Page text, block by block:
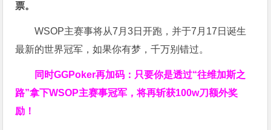
票。
WSOP主赛事将从7月3日开跑，并于7月17日诞生
最新的世界冠军，如果你有梦，千万别错过。
同时GGPoker再加码：只要你是透过“往维加斯之
路”拿下WSOP主赛事冠军，将再斩获100w刀额外奖
励！